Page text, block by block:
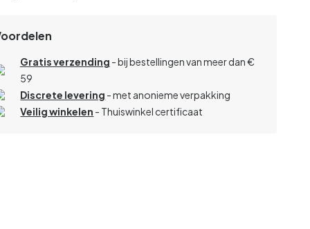
Gratis verzending - bij bestellingen van meer dan €
59
Discrete levering - met anonieme verpakking
Veilig winkelen - Thuiswinkel certificaat